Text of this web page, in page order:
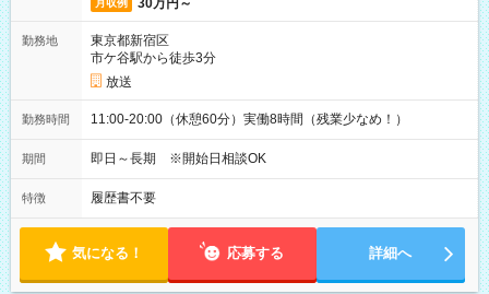
月収例 30万円～
勤務地
東京都新宿区
市ケ谷駅から徒歩3分
放送
勤務時間 11:00-20:00（休憩60分）実働8時間（残業少なめ！）
期間 即日～長期 ※開始日相談OK
特徴 履歴書不要
気になる！ 応募する 詳細へ